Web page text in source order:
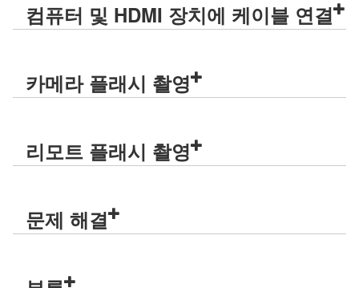
컴퓨터 및 HDMI 장치에 케이블 연결
카메라 플래시 촬영
리모트 플래시 촬영
문제 해결